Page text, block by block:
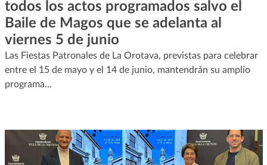
todos los actos programados salvo el
Baile de Magos que se adelanta al
viernes 5 de junio
Las Fiestas Patronales de La Orotava, previstas para celebrar
entre el 15 de mayo y el 14 de junio, mantendrán su amplio
programa…